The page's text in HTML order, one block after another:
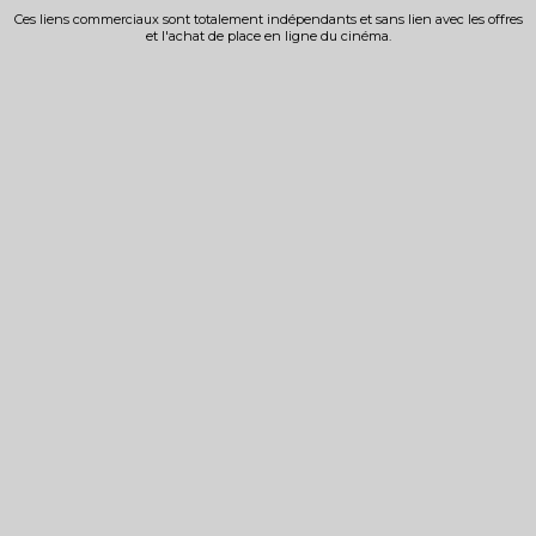
Ces liens commerciaux sont totalement indépendants et sans lien avec les offres
et l'achat de place en ligne du cinéma.